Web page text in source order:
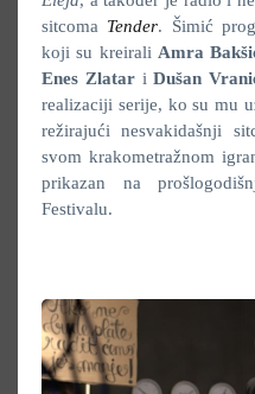
sitcoma Tender. Šimić
koji su kreirali Amra
Enes ZlatariDušan
realizaciji serije, ko su mu
režirajući nesvakidašnji
svom krakometražnom
prikazan na
Festivalu.